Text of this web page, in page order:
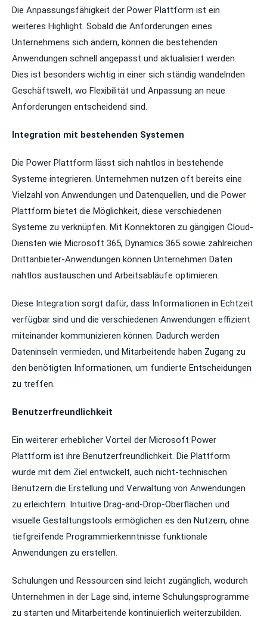
Die Anpassungsfähigkeit der Power Plattform ist ein
weiteres Highlight. Sobald die Anforderungen eines
Unternehmens sich ändern, können die bestehenden
Anwendungen schnell angepasst und aktualisiert werden.
Dies ist besonders wichtig in einer sich ständig wandelnden
Geschäftswelt, wo Flexibilität und Anpassung an neue
Anforderungen entscheidend sind.
Integration mit bestehenden Systemen
Die Power Plattform lässt sich nahtlos in bestehende
Systeme integrieren. Unternehmen nutzen oft bereits eine
Vielzahl von Anwendungen und Datenquellen, und die Power
Plattform bietet die Möglichkeit, diese verschiedenen
Systeme zu verknüpfen. Mit Konnektoren zu gängigen Cloud-
Diensten wie Microsoft 365, Dynamics 365 sowie zahlreichen
Drittanbieter-Anwendungen können Unternehmen Daten
nahtlos austauschen und Arbeitsabläufe optimieren.
Diese Integration sorgt dafür, dass Informationen in Echtzeit
verfügbar sind und die verschiedenen Anwendungen effizient
miteinander kommunizieren können. Dadurch werden
Dateninseln vermieden, und Mitarbeitende haben Zugang zu
den benötigten Informationen, um fundierte Entscheidungen
zu treffen.
Benutzerfreundlichkeit
Ein weiterer erheblicher Vorteil der Microsoft Power
Plattform ist ihre Benutzerfreundlichkeit. Die Plattform
wurde mit dem Ziel entwickelt, auch nicht-technischen
Benutzern die Erstellung und Verwaltung von Anwendungen
zu erleichtern. Intuitive Drag-and-Drop-Oberflächen und
visuelle Gestaltungstools ermöglichen es den Nutzern, ohne
tiefgreifende Programmierkenntnisse funktionale
Anwendungen zu erstellen.
Schulungen und Ressourcen sind leicht zugänglich, wodurch
Unternehmen in der Lage sind, interne Schulungsprogramme
zu starten und Mitarbeitende kontinuierlich weiterzubilden.